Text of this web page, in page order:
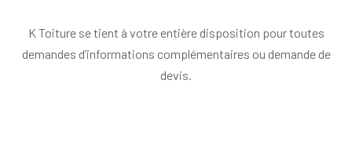
K Toiture se tient à votre entière disposition pour toutes
demandes d’informations complémentaires ou demande de
devis.